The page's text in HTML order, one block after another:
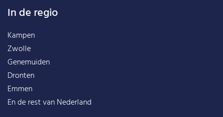
In de regio
Kampen
Zwolle
Genemuiden
Dronten
Emmen
En de rest vanNederland